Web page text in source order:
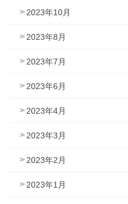
2023年10月
2023年8月
2023年7月
2023年6月
2023年4月
2023年3月
2023年2月
2023年1月